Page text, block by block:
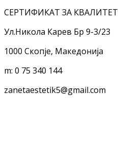
СЕРТИФИКАТ ЗА КВАЛИТЕТ
Ул.Никола Карев Бр 9-3/23
1000 Скопје, Македонија
m: 0 75 340 144
zanetaestetik5@gmail.com